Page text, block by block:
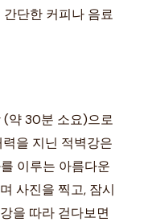
단한 커피나 음료
(약 30분 소요)으로
을 지닌 적벽강은
이루는 아름다운
사진을 찍고, 잠시
을 따라 걷다보면